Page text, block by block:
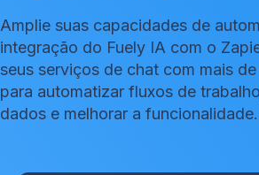
Amplie suas capacidades de
integração do Fuely IA com o
seus serviços de chat com mais
para automatizar fluxos de
dados e melhorar a funcionalidade.